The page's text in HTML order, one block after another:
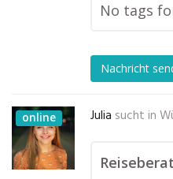
No tags
Nachricht
online Julia sucht in